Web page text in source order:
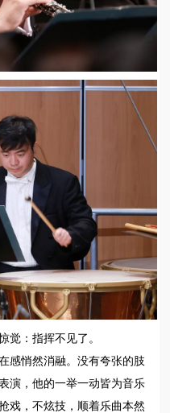
觉：指挥不见了。
感悄然消融。没有夸张的肢
演，他的一举一动皆为音乐
戏，不炫技，顺着乐曲本然